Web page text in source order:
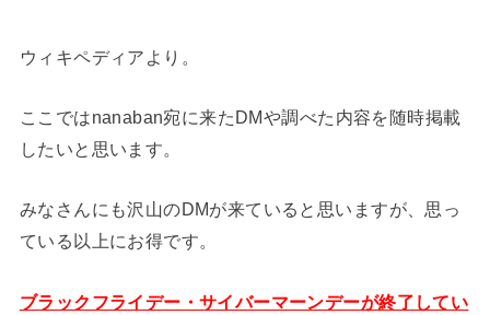
ウィキペディアより。
ここではnanaban宛に来たDMや調べた内容を随時掲載
したいと思います。
みなさんにも沢山のDMが来ていると思いますが、思っ
ている以上にお得です。
ブラックフライデー・サイバーマーンデーが終了してい